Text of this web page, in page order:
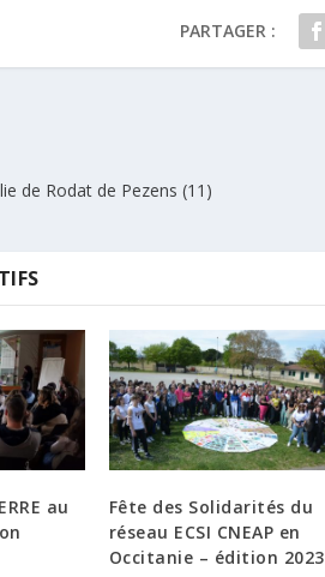
PARTAGER :
de Rodat de Pezens (11)
au
Fête des Solidarités du
réseau ECSI CNEAP en
Occitanie – édition 2023